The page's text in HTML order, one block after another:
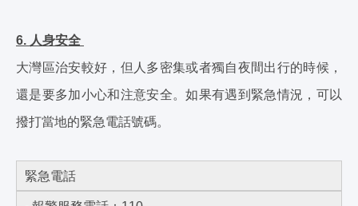
6. 人身安全
大灣區治安較好，但人多密集或者獨自夜間出行的時候，
還是要多加小心和注意安全。如果有遇到緊急情況，可以
撥打當地的緊急電話號碼。
緊急電話